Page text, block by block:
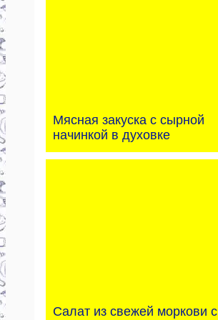
Мясная закуска с сырной
начинкой в духовке
Салат из свежей моркови с